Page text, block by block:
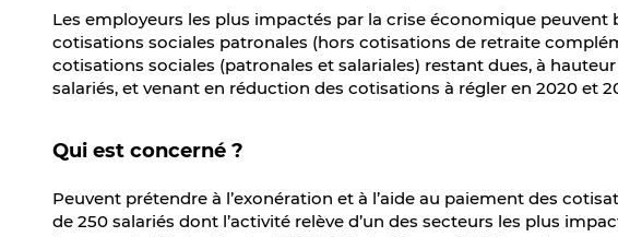
Les employeurs les plus impactés par la crise économique peuvent
cotisations sociales patronales (hors cotisations de retraite
cotisations sociales (patronales et salariales) restant dues, à
salariés, et venant en réduction des cotisations à régler en 2020 et
Qui est concerné ?
Peuvent prétendre à l’exonération et à l’aide au paiement des
de 250 salariés dont l’activité relève d’un des secteurs les plus